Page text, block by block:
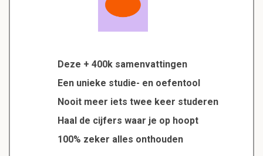
Deze + 400k samenvattingen
Een unieke studie- en oefentool
Nooit meer iets twee keer studeren
Haal de cijfers waar je op hoopt
100% zeker alles onthouden